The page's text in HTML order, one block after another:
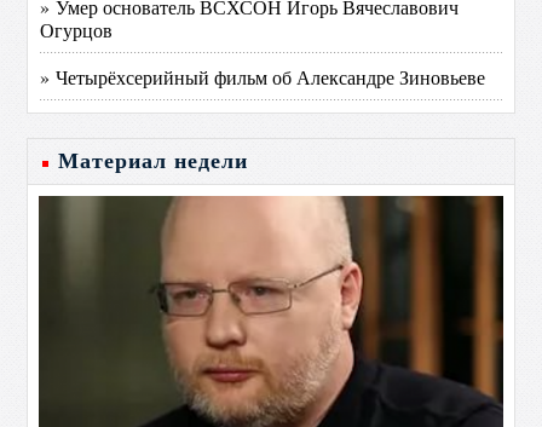
» Умер основатель ВСХСОН Игорь Вячеславович
Огурцов
» Четырёхсерийный фильм об Александре Зиновьеве
Материал недели